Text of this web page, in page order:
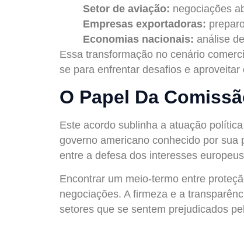
Setor de aviação: negociações
Empresas exportadoras:
Economias nacionais: análise
Essa transformação no cenário
se para enfrentar desafios e
O Papel Da
Este acordo sublinha a atuação
governo americano conhecido por
entre a defesa dos interesses
Encontrar um meio-termo entre
negociações. A firmeza e a
setores que se sentem prejudicados